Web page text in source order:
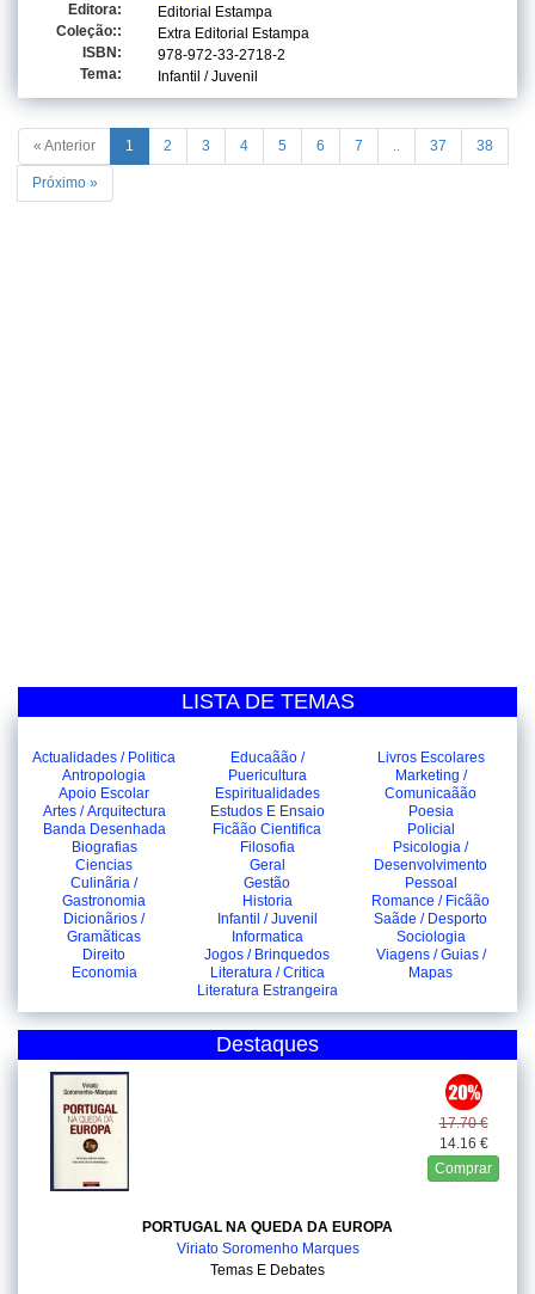
Editora:
Editorial Estampa
Coleção::
Extra Editorial Estampa
ISBN:
978-972-33-2718-2
Tema:
Infantil / Juvenil
« Anterior 1 2 3 4 5 6 7 .. 37 38
Próximo »
LISTA DE TEMAS
Actualidades / Politica
Antropologia
Apoio Escolar
Artes / Arquitectura
Banda Desenhada
Biografias
Ciencias
Culinãria /
Gastronomia
Dicionãrios /
Gramãticas
Direito
Economia
Educaãão /
Puericultura
Espiritualidades
Estudos E Ensaio
Ficãão Cientifica
Filosofia
Geral
Gestão
Historia
Infantil / Juvenil
Informatica
Jogos / Brinquedos
Literatura / Critica
Literatura Estrangeira
Livros Escolares
Marketing /
Comunicaãão
Poesia
Policial
Psicologia /
Desenvolvimento
Pessoal
Romance / Ficãão
Saãde / Desporto
Sociologia
Viagens / Guias /
Mapas
Destaques
17.70 €
14.16 €
Comprar
PORTUGAL NA QUEDA DA EUROPA
Viriato Soromenho Marques
Temas E Debates